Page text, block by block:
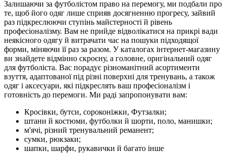
Залишаючи за футболістом право на перемогу, ми подбали про
те, щоб його одяг лише сприяв досягненню прогресу, зайвий
раз підкреслюючи ступінь майстерності й рівень
професіоналізму. Вам не прийде відволікатися на прикрі вади
неякісного одягу й витрачати час на пошуки підходящої
форми, міняючи її раз за разом. У каталогах інтернет-магазину
ви знайдете відмінно скроєну, а головне, оригінальний одяг
для футболіста. Вас порадує різноманітний асортименти
взуття, адаптованої під різні поверхні для тренувань, а також
одяг і аксесуари, які підкреслять ваш професіоналізм і
готовність до перемоги. Ми раді запропонувати вам:
Кросівки, бутси, сороконіжки, Футзалки;
штани й костюми, футболки й шорти, поло, манишки;
м'ячі, різний тренувальний реманент;
сумки, рюкзаки;
шапки, шарфи, рукавички й багато інше